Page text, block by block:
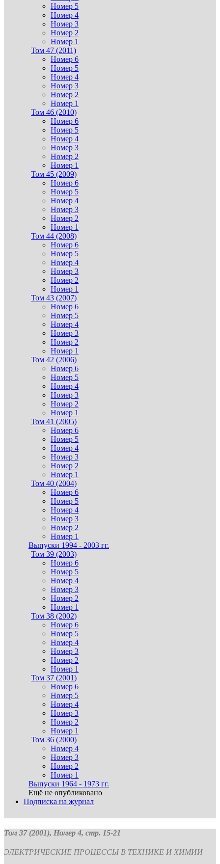
Номер 5
Номер 4
Номер 3
Номер 2
Номер 1
Том 47 (2011)
Номер 6
Номер 5
Номер 4
Номер 3
Номер 2
Номер 1
Том 46 (2010)
Номер 6
Номер 5
Номер 4
Номер 3
Номер 2
Номер 1
Том 45 (2009)
Номер 6
Номер 5
Номер 4
Номер 3
Номер 2
Номер 1
Том 44 (2008)
Номер 6
Номер 5
Номер 4
Номер 3
Номер 2
Номер 1
Том 43 (2007)
Номер 6
Номер 5
Номер 4
Номер 3
Номер 2
Номер 1
Том 42 (2006)
Номер 6
Номер 5
Номер 4
Номер 3
Номер 2
Номер 1
Том 41 (2005)
Номер 6
Номер 5
Номер 4
Номер 3
Номер 2
Номер 1
Том 40 (2004)
Номер 6
Номер 5
Номер 4
Номер 3
Номер 2
Номер 1
Выпуски 1994 - 2003 гг.
Том 39 (2003)
Номер 6
Номер 5
Номер 4
Номер 3
Номер 2
Номер 1
Том 38 (2002)
Номер 6
Номер 5
Номер 4
Номер 3
Номер 2
Номер 1
Том 37 (2001)
Номер 6
Номер 5
Номер 4
Номер 3
Номер 2
Номер 1
Том 36 (2000)
Номер 4
Номер 3
Номер 2
Номер 1
Выпуски 1964 - 1973 гг.
Ещё не опубликовано
Подписка на журнал
Том 37 (2001), Номер 4, стр. 15-21
ЭЛЕКТРИЧЕСКИЕ ПРОЦЕССЫ В ТЕХНИКЕ И ХИМИИ